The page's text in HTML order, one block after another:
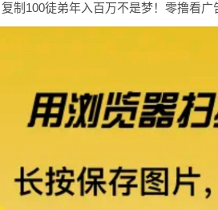
制100徒弟年入百万不是梦！零撸看